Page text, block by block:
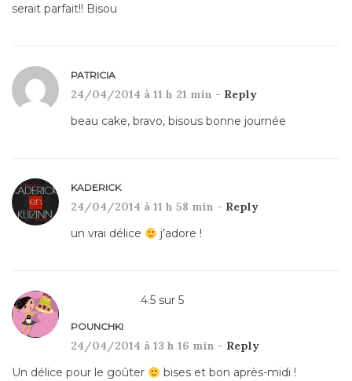
serait parfait!! Bisou
PATRICIA
24/04/2014 à 11 h 21 min - Reply
beau cake, bravo, bisous bonne journée
KADERICK
24/04/2014 à 11 h 58 min - Reply
un vrai délice
j’adore !
4.5 sur 5
POUNCHKI
24/04/2014 à 13 h 16 min - Reply
Un délice pour le goûter
bises et bon après-midi !